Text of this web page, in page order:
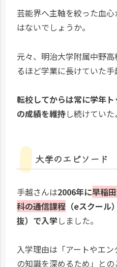
芸能界へ主軸を絞った血
はないでしょうか。
元々、明治大学附属中野
るほど学業に長けていた手
転校してからは常に学年
の成績を維持し続けていた
大学のエピソード
手越さんは2006年に早稲
科の通信課程 （eスクー
抜）で入学しました。
入学理由は「アートやエ
の知識を深めるため」との